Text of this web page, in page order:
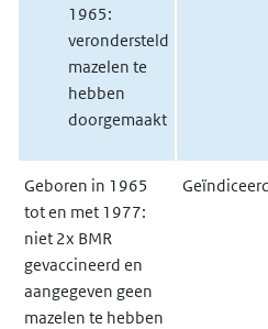
1965:
verondersteld
mazelen te
hebben
doorgemaakt
Geboren in 1965
tot en met 1977:
niet 2x BMR
gevaccineerd en
aangegeven geen
mazelen te hebben